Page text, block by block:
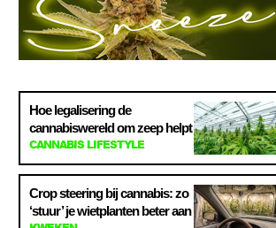
Hoe legalisering de
cannabiswereld om zeep helpt
CANNABIS LIFESTYLE
Crop steering bij cannabis: zo
‘stuur’ je wietplanten beter aan